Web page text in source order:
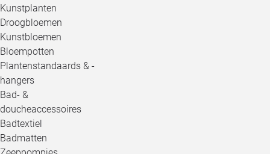
Kunstplanten
Droogbloemen
Kunstbloemen
Bloempotten
Plantenstandaards & -
hangers
Bad- &
doucheaccessoires
Badtextiel
Badmatten